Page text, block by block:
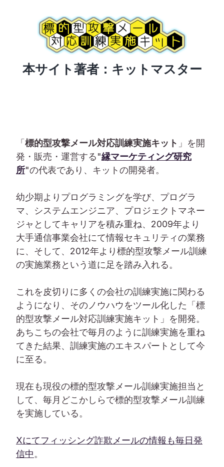
本サイト著者：キットマスター
「標的型攻撃メール対応訓練実施キット 」を開
発・販売・運営する"縁マーケティング研究
所"の代表であり、キットの開発者。
幼少期よりプログラミングを学び、プログラ
マ、システムエンジニア、プロジェクトマネー
ジャとしてキャリアを積み重ね、2009年より
大手通信事業会社にて情報セキュリティの業務
に、そして、2012年より標的型攻撃メール訓練
の実施業務という道に足を踏み入れる。
これを皮切りに多くの会社の訓練実施に関わる
ようになり、そのノウハウをツール化した「標
的型攻撃メール対応訓練実施キット」を開発。
あちこちの会社で毎月のように訓練実施を重ね
てきた結果、訓練実施のエキスパートとして今
に至る。
現在も現役の標的型攻撃メール訓練実施担当と
して、毎月どこかしらで標的型攻撃メール訓練
を実施している。
Xにてフィッシング詐欺メールの情報も毎日発
信中。